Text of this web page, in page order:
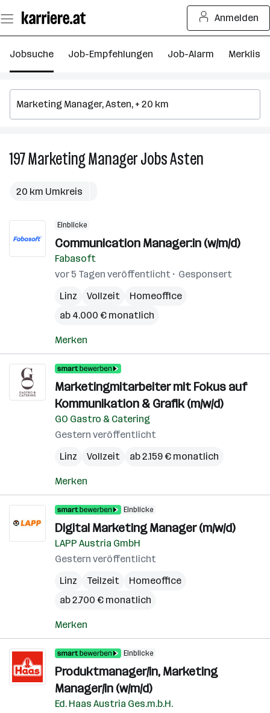
Seiteninhalt
springen
Anmelden
Jobsuche Job-Empfehlungen Job-Alarm Merkliste
197Marketing ManagerJobsAsten
20 km Umkreis
Einblicke
Communication Manager:in (w/m/d)
Fabasoft
vor 5 Tagen veröffentlicht
Gesponsert
Linz
Vollzeit
Homeoffice
ab 4.000 € monatlich
Merken
Marketingmitarbeiter mit Fokus auf
Kommunikation & Grafik (m/w/d)
GO Gastro & Catering
Gestern veröffentlicht
Linz
Vollzeit ab 2.159 € monatlich
Merken
Einblicke
Digital Marketing Manager (m/w/d)
LAPP Austria GmbH
Gestern veröffentlicht
Linz
Teilzeit
Homeoffice
ab 2.700 € monatlich
Merken
Einblicke
Produktmanager/in, Marketing
Manager/in (w/m/d)
Ed. Haas Austria Ges.m.b.H.